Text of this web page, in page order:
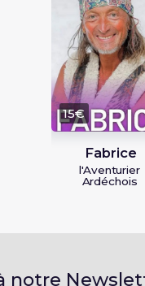
15€
Fabrice
l'Aventurier
Ardéchois
notre